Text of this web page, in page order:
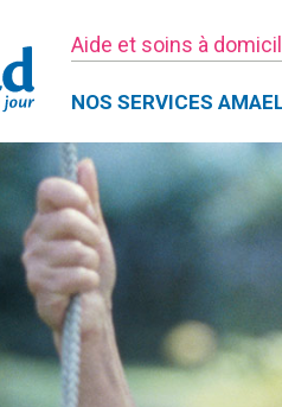
Aide et soins à
NOS SERVICES